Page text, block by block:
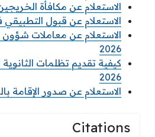
الاستعلام عن مكافأة الخريجين
الاستعلام عن قبول التطبيقي في
الاستعلام عن معاملات شؤون
2026
كيفية تقديم تظلمات الثانوية
2026
الاستعلام عن صدور الإقامة
Citations